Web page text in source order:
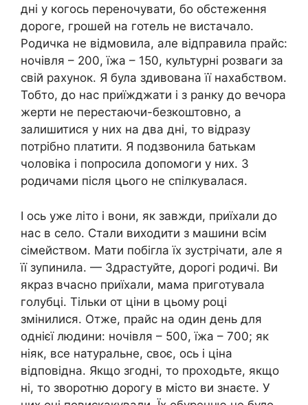
дні у когось переночувати, бо обстеження
дороге, грошей на готель не вистачало.
Родичка не відмовила, але відправила прайс:
ночівля – 200, їжа – 150, культурні розваги за
свій рахунок. Я була здивована її нахабством.
Тобто, до нас приїжджати і з ранку до вечора
жерти не перестаючи-безкоштовно, а
залишитися у них на два дні, то відразу
потрібно платити. Я подзвонила батькам
чоловіка і попросила допомоги у них. З
родичами після цього не спілкувалася.
І ось уже літо і вони, як завжди, приїхали до
нас в село. Стали виходити з машини всім
сімейством. Мати побігла їх зустрічати, але я
її зупинила. — Здрастуйте, дорогі родичі. Ви
якраз вчасно приїхали, мама приготувала
голубці. Тільки от ціни в цьому році
змінилися. Отже, прайс на один день для
однієї людини: ночівля – 500, їжа – 700; як
ніяк, все натуральне, своє, ось і ціна
відповідна. Якщо згодні, то проходьте, якщо
ні, то зворотню дорогу в місто ви знаєте. У